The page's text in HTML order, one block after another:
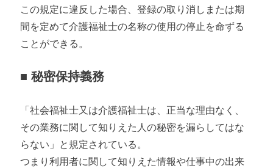
この規定に違反した場合、登録の取り消しまたは期
間を定めて介護福祉士の名称の使用の停止を命ずる
ことができる。
■ 秘密保持義務
「社会福祉士又は介護福祉士は、正当な理由なく、
その業務に関して知りえた人の秘密を漏らしてはな
らない」と規定されている。
つまり利用者に関して知りえた情報や仕事中の出来